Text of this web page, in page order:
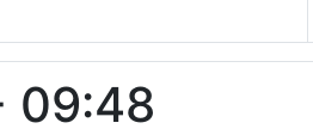
09:48